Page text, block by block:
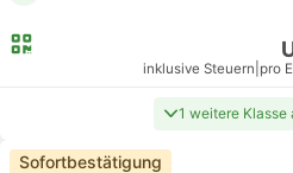
inklusive Steuern pro
1 weitere Klasse
Sofortbestätigung